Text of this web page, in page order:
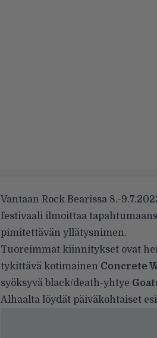
Vantaan Rock Bearissa 8.-
festivaali ilmoittaa
pimitettävän yllätysnimen.
Tuoreimmat kiinnitykset ovat
tykittävä kotimainen Concrete
syöksyvä black/death-yhtye
Alhaalta löydät päiväkohtaiset